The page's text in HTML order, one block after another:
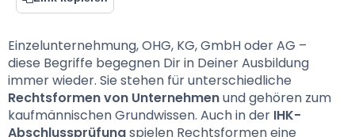
Einzelunternehmung, OHG, KG, GmbH oder AG –
diese Begriffe begegnen Dir in Deiner Ausbildung
Rechtsformen von Unternehmen und gehören zum
kaufmännischen Grundwissen. Auch in der IHK-
Abschlussprüfung spielen Rechtsformen eine